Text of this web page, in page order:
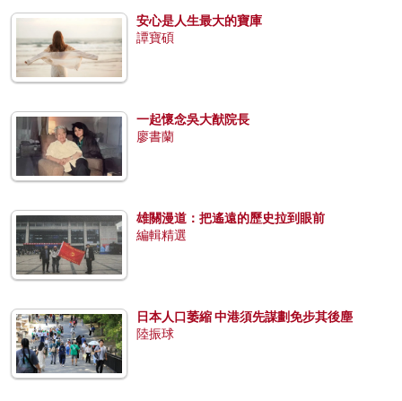
安心是人生最大的寶庫
譚寶碩
一起懷念吳大猷院長
廖書蘭
雄關漫道：把遙遠的歷史拉到眼前
編輯精選
日本人口萎縮 中港須先謀劃免步其後塵
陸振球